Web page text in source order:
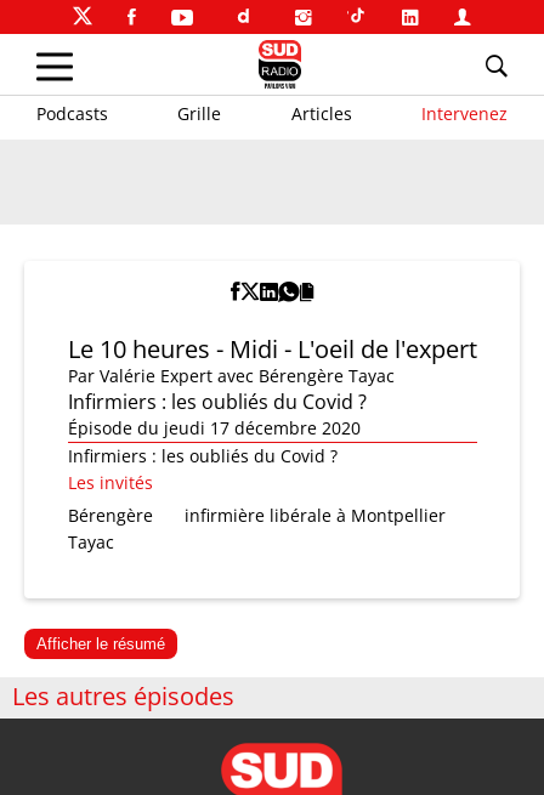
Podcasts Grille Articles Intervenez
Le 10 heures - Midi - L'oeil de l'expert
Par Valérie Expert avec Bérengère Tayac
Infirmiers : les oubliés du Covid ?
Épisode du jeudi 17 décembre 2020
Infirmiers : les oubliés du Covid ?
Les invités
Bérengère
Tayac
infirmière libérale à Montpellier
Afficher le résumé
Les autres épisodes